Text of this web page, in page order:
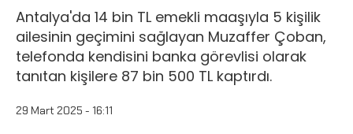
Antalya'da 14 bin TL emekli maaşıyla 5 kişilik
ailesinin geçimini sağlayan Muzaffer Çoban,
telefonda kendisini banka görevlisi olarak
tanıtan kişilere 87 bin 500 TL kaptırdı.
29 Mart 2025 - 16:11